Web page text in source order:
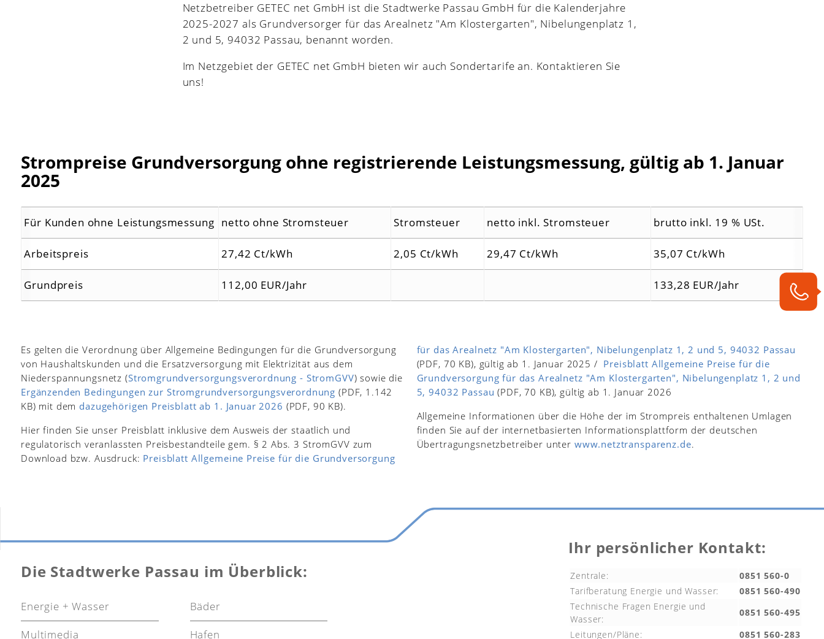
Netzbetreiber GETEC net GmbH ist die Stadtwerke Passau GmbH für die Kalenderjahre
2025-2027 als Grundversorger für das Arealnetz "Am Klostergarten", Nibelungenplatz 1,
2 und 5, 94032 Passau, benannt worden.
Im Netzgebiet der GETEC net GmbH bieten wir auch Sondertarife an. Kontaktieren Sie
uns!
Strompreise Grundversorgung ohne registrierende Leistungsmessung, gültig ab 1. Januar
2025
Für Kunden ohne Leistungsmessung netto ohne Stromsteuer Stromsteuer netto inkl. Stromsteuer brutto inkl. 19 % USt.
Arbeitspreis 27,42 Ct/kWh 2,05 Ct/kWh 29,47 Ct/kWh 35,07 Ct/kWh
Grundpreis 112,00 EUR/Jahr 133,28 EUR/Jahr
Es gelten die Verordnung über Allgemeine Bedingungen für die Grundversorgung
von Haushaltskunden und die Ersatzversorgung mit Elektrizität aus dem
Niederspannungsnetz (Stromgrundversorgungsverordnung - StromGVV) sowie die
Ergänzenden Bedingungen zur Stromgrundversorgungsverordnung (PDF, 1.142
KB) mit dem dazugehörigen Preisblatt ab 1. Januar 2026 (PDF, 90 KB).
Hier finden Sie unser Preisblatt inklusive dem Ausweis der staatlich und
regulatorisch veranlassten Preisbestandteile gem. § 2 Abs. 3 StromGVV zum
Download bzw. Ausdruck: Preisblatt Allgemeine Preise für die Grundversorgung
für das Arealnetz "Am Klostergarten", Nibelungenplatz 1, 2 und 5, 94032 Passau
(PDF, 70 KB), gültig ab 1. Januar 2025 / Preisblatt Allgemeine Preise für die
Grundversorgung für das Arealnetz "Am Klostergarten", Nibelungenplatz 1, 2 und
5, 94032 Passau(PDF, 70 KB), gültig ab 1. Januar 2026
Allgemeine Informationen über die Höhe der im Strompreis enthaltenen Umlagen
finden Sie auf der internetbasierten Informationsplattform der deutschen
Übertragungsnetzbetreiber unter www.netztransparenz.de.
Die Stadtwerke Passau im Überblick:
Energie + Wasser
Multimedia
Bäder
Hafen
Ihr persönlicher Kontakt:
Zentrale:
0851 560-0
Tarifberatung Energie und Wasser:
0851 560-490
Technische Fragen Energie und
Wasser:
0851 560-495
Leitungen/Pläne:
0851 560-283